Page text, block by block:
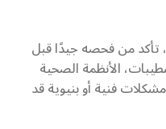
تأكد من فحصه جيدًا قبل
الأنظمة الصحية
فنية أو بنيوية قد